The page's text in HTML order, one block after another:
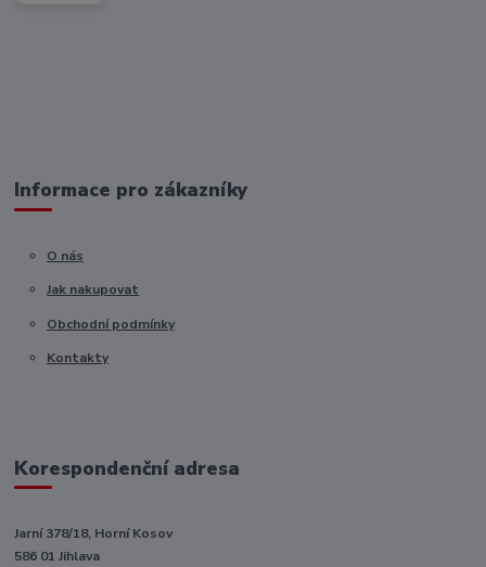
Informace pro zákazníky
O nás
Jak nakupovat
Obchodní podmínky
Kontakty
Korespondenční adresa
Jarní 378/18, Horní Kosov
586 01 Jihlava